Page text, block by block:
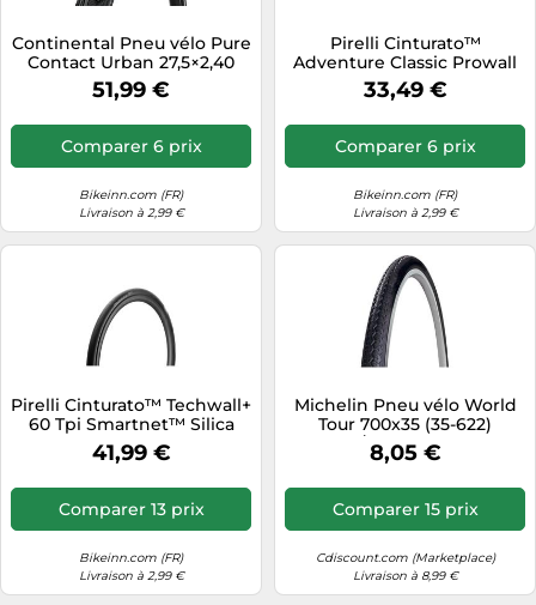
Continental Pneu vélo Pure
Contact Urban 27,5×2,40
Noir
51,99 €
Comparer 6 prix
Bikeinn.com (FR)
Livraison à 2,99 €
Pirelli Cinturato™
Adventure Classic Prowall
60 Tpi Procompound
Tubeless 700c X 35 Gravel
Tyre Marron,Noir 700C x 35
33,49 €
Comparer 6 prix
Bikeinn.com (FR)
Livraison à 2,99 €
Pirelli Cinturato™ Techwall+
60 Tpi Smartnet™ Silica
Tubeless 700 X 28 Road
Tyre Noir 700 x 28
41,99 €
Comparer 13 prix
Bikeinn.com (FR)
Livraison à 2,99 €
Michelin Pneu vélo World
Tour 700x35 (35-622)
T/Rigide Noir
8,05 €
Comparer 15 prix
Cdiscount.com (Marketplace)
Livraison à 8,99 €